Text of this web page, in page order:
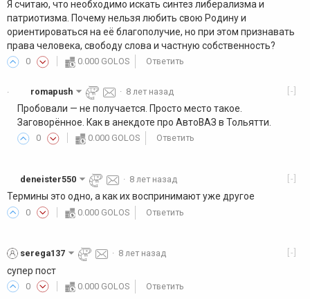
Я считаю, что необходимо искать синтез либерализма и
патриотизма. Почему нельзя любить свою Родину и
ориентироваться на её благополучие, но при этом признавать
права человека, свободу слова и частную собственность?
0 0.000 GOLOS Ответить
· [-]
romapush · 8 лет назад
Пробовали — не получается. Просто место такое.
Заговорённое. Как в анекдоте про АвтоВАЗ в Тольятти.
0 0.000 GOLOS Ответить
[-]
deneister550 · 8 лет назад
Термины это одно, а как их воспринимают уже другое
0 0.000 GOLOS Ответить
[-]
serega137 · 8 лет назад
супер пост
0 0.000 GOLOS Ответить